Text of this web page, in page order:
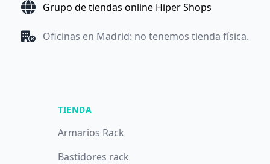
Grupo de tiendas online Hiper Shops
Oficinas en Madrid: no tenemos tienda física.
TIENDA
Armarios Rack
Bastidores rack